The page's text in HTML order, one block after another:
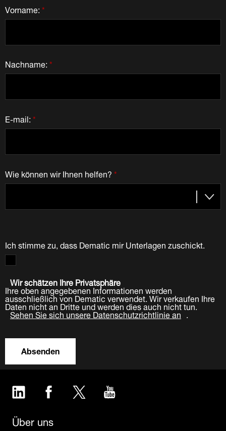
*
Vorname:
*
Nachname:
*
E-mail:
*
Wie können wir Ihnen helfen?
Ich stimme zu, dass Dematic mir Unterlagen zuschickt.
Wir schätzen Ihre Privatsphäre
Ihre oben angegebenen Informationen werden
ausschließlich von Dematic verwendet. Wir verkaufen Ihre
Daten nicht an Dritte und werden dies auch nicht tun.
Sehen Sie sich unsere Datenschutzrichtlinie an .
Absenden
LinkedIn Facebook Twitter
Über uns